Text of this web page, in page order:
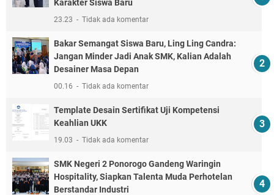
Karakter Siswa Baru
23.23 Tidak ada komentar
Bakar Semangat Siswa Baru, Ling Ling Candra:
Jangan Minder Jadi Anak SMK, Kalian Adalah
Desainer Masa Depan
00.16 Tidak ada komentar
Template Desain Sertifikat Uji Kompetensi
Keahlian UKK
19.03 Tidak ada komentar
SMK Negeri 2 Ponorogo Gandeng Waringin
Hospitality, Siapkan Talenta Muda Perhotelan
Berstandar Industri